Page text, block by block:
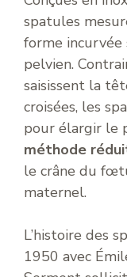
spatules
forme
pelvien.
saisissent la
croisées, les
pour élargir le
méthode
le crâne du
maternel.
L’histoire des
1950 avec